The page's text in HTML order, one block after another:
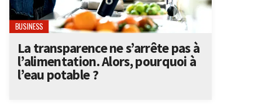
BUSINESS
La transparence ne s’arrête pas à
l’alimentation. Alors, pourquoi à
l’eau potable ?